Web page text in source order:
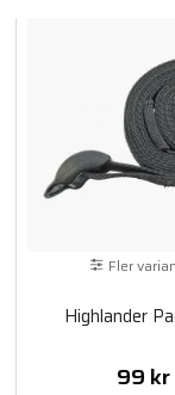
Fler
Highlander
99 kr